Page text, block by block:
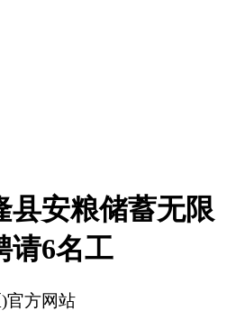
县安粮储蓄无限
请6名工
官方网站